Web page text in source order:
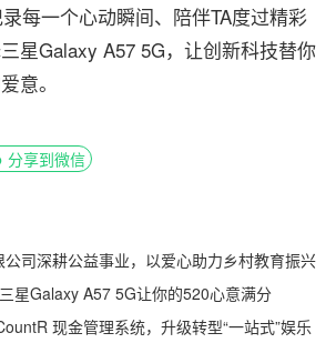
每一个心动瞬间、陪伴TA度过精彩
星Galaxy A57 5G，让创新科技替你
意。
分享到微信
司深耕公益事业，以爱心助力乡村教育振兴
星Galaxy A57 5G让你的520心意满分
现金管理系统，升级转型“一站式”娱乐